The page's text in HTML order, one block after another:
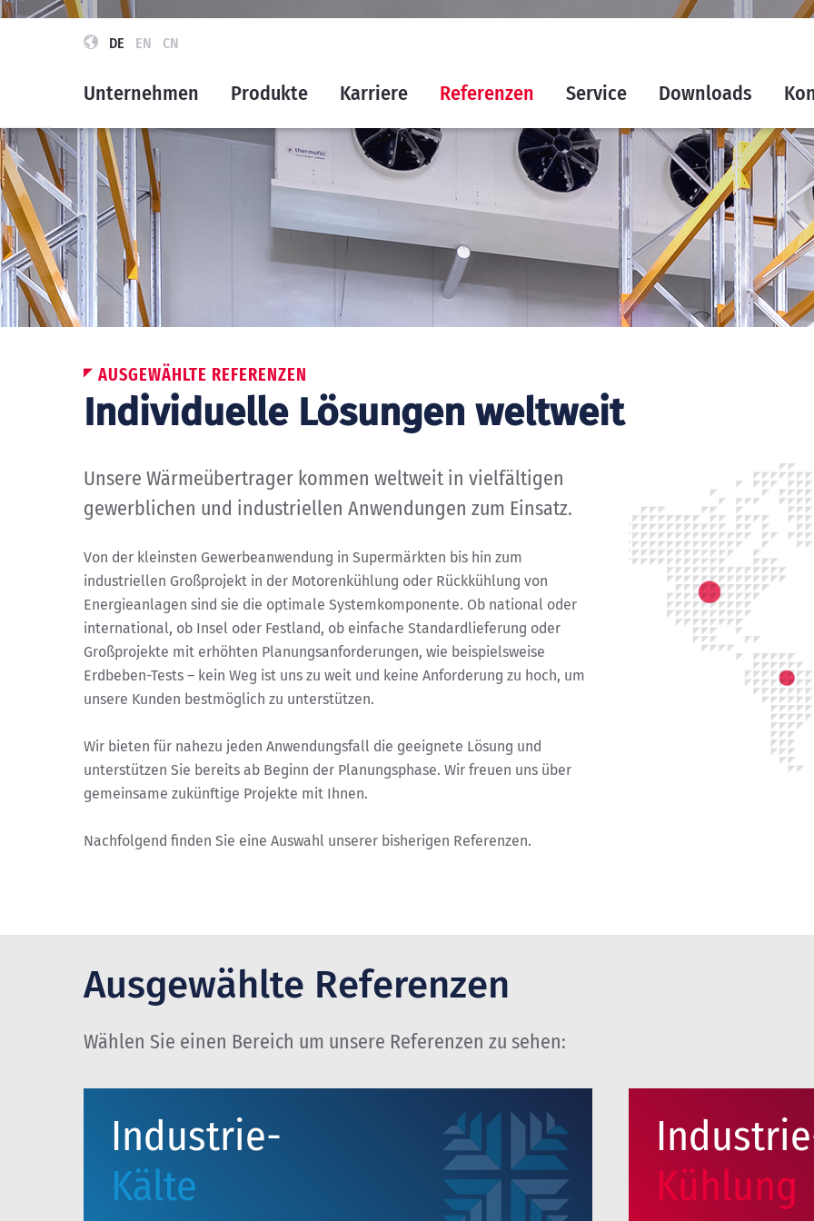
DE EN CN
Unternehmen Produkte Karriere Referenzen Service Downloads
AUSGEWÄHLTE REFERENZEN
Individuelle Lösungen weltweit
Unsere Wärmeübertrager kommen weltweit in vielfältigen
gewerblichen und industriellen Anwendungen zum Einsatz.
Von der kleinsten Gewerbeanwendung in Supermärkten bis hin zum
industriellen Großprojekt in der Motorenkühlung oder Rückkühlung von
Energieanlagen sind sie die optimale Systemkomponente. Ob national oder
international, ob Insel oder Festland, ob einfache Standardlieferung oder
Großprojekte mit erhöhten Planungsanforderungen, wie beispielsweise
Erdbeben-Tests – kein Weg ist uns zu weit und keine Anforderung zu hoch, um
unsere Kunden bestmöglich zu unterstützen.
Wir bieten für nahezu jeden Anwendungsfall die geeignete Lösung und
unterstützen Sie bereits ab Beginn der Planungsphase. Wir freuen uns über
gemeinsame zukünftige Projekte mit Ihnen.
Nachfolgend finden Sie eine Auswahl unserer bisherigen Referenzen.
Ausgewählte Referenzen
Wählen Sie einen Bereich um unsere Referenzen zu sehen:
Industrie-
Kälte
Kühlung